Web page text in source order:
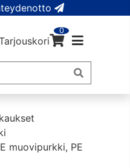
0
muovipurkki, PE